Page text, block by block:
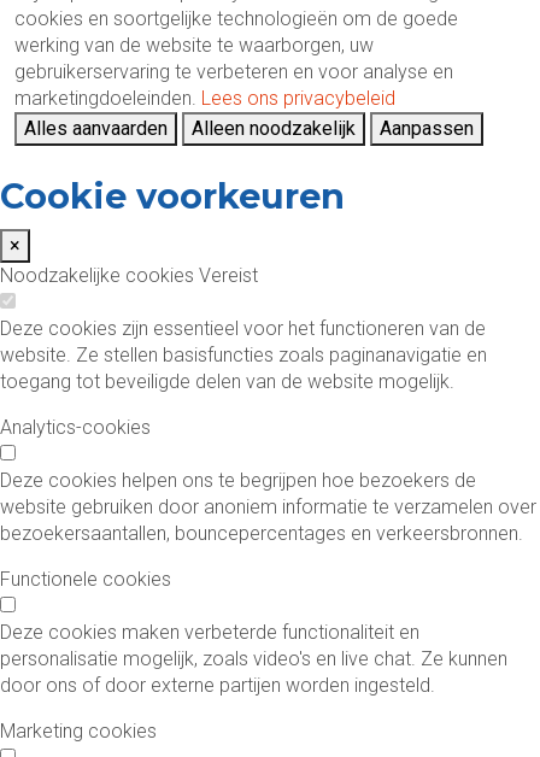
cookies en soortgelijke technologieën om de goede
werking van de website te waarborgen, uw
gebruikerservaring te verbeteren en voor analyse en
marketingdoeleinden. Lees ons privacybeleid
Alles aanvaarden
Alleen noodzakelijk Aanpassen
Cookie voorkeuren
×
Noodzakelijke cookies Vereist
Deze cookies zijn essentieel voor het functioneren van de
website. Ze stellen basisfuncties zoals paginanavigatie en
toegang tot beveiligde delen van de website mogelijk.
Analytics-cookies
Deze cookies helpen ons te begrijpen hoe bezoekers de
website gebruiken door anoniem informatie te verzamelen over
bezoekersaantallen, bouncepercentages en verkeersbronnen.
Functionele cookies
Deze cookies maken verbeterde functionaliteit en
personalisatie mogelijk, zoals video's en live chat. Ze kunnen
door ons of door externe partijen worden ingesteld.
Marketing cookies